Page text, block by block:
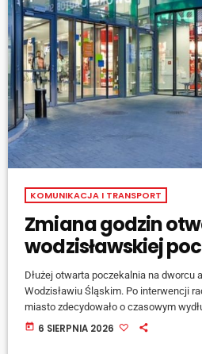
KOMUNIKACJA I TRANSPORT
Zmiana godzin
wodzisławskiej
Dłużej otwarta poczekalnia na dworcu
Wodzisławiu Śląskim. Po interwencji
miasto zdecydowało o czasowym
funkcjonowania klimatyzowanej
today 6 SIERPNIA 2026